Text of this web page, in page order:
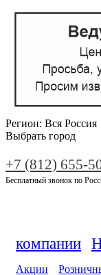
Регион: Вся Россия
Выбрать город
+7 (812) 655-
Бесплатный звонок по
компании
Акции